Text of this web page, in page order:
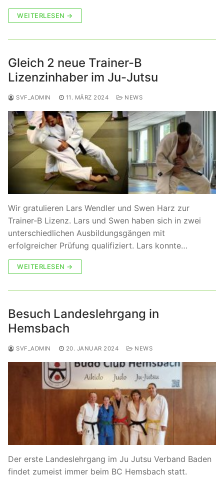
WEITERLESEN →
Gleich 2 neue Trainer-B
Lizenzinhaber im Ju-Jutsu
SVF_ADMIN 11. MÄRZ 2024 NEWS
Wir gratulieren Lars Wendler und Swen Harz zur
Trainer-B Lizenz. Lars und Swen haben sich in zwei
unterschiedlichen Ausbildungsgängen mit
erfolgreicher Prüfung qualifiziert. Lars konnte…
WEITERLESEN →
Besuch Landeslehrgang in
Hemsbach
SVF_ADMIN 20. JANUAR 2024 NEWS
Der erste Landeslehrgang im Ju Jutsu Verband Baden
findet zumeist immer beim BC Hemsbach statt.